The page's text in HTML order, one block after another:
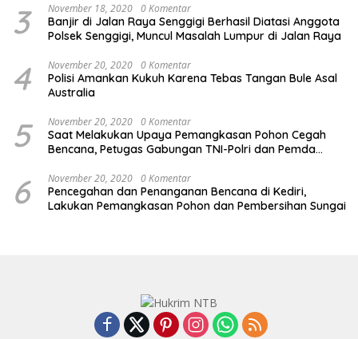
3 November 18, 2020 0 Komentar
Banjir di Jalan Raya Senggigi Berhasil Diatasi Anggota
Polsek Senggigi, Muncul Masalah Lumpur di Jalan Raya
4 November 20, 2020 0 Komentar
Polisi Amankan Kukuh Karena Tebas Tangan Bule Asal
Australia
5 November 20, 2020 0 Komentar
Saat Melakukan Upaya Pemangkasan Pohon Cegah
Bencana, Petugas Gabungan TNI-Polri dan Pemda
6 November 20, 2020 0 Komentar
Pencegahan dan Penanganan Bencana di Kediri,
Lakukan Pemangkasan Pohon dan Pembersihan Sungai